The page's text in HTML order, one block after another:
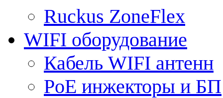
Ruckus ZoneFlex
WIFI оборудование
Кабель WIFI антенн
PoE инжекторы и БП